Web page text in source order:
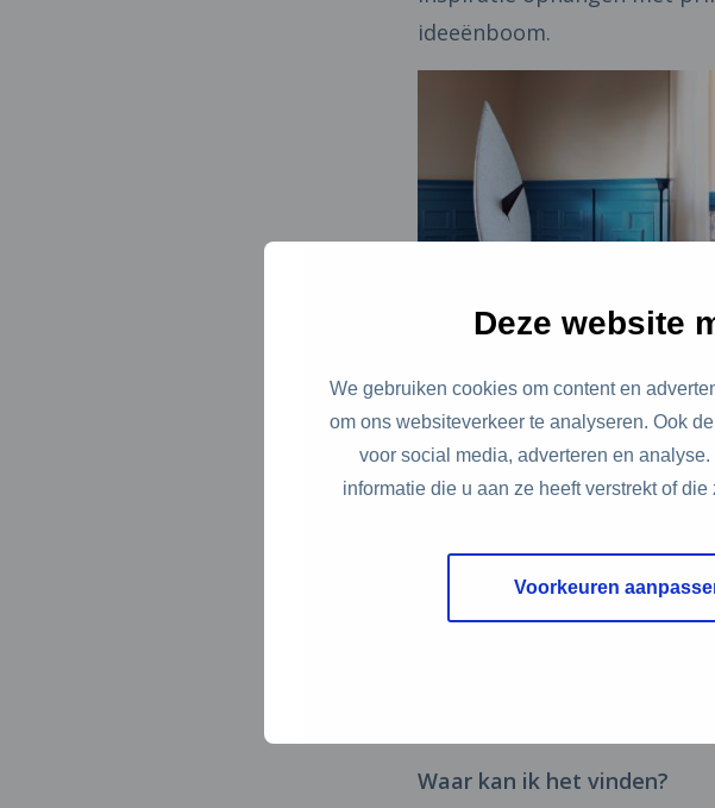
Deze website
We gebruiken cookies om content en
om ons websiteverkeer te analyseren. Ook
voor social media, adverteren en
informatie die u aan ze heeft verstrekt of
Voorkeuren
ideeënboom.
Waarom is het circulair?
BLAD is gemaakt van 100%
Waar kan ik het vinden?